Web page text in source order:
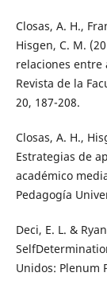
Closas, A. H.,
Hisgen, C. M.
relaciones entre
Revista de la
20, 187-208.
Closas, A. H.,
Estrategias de
académico
Pedagogía
Deci, E. L. &
Unidos: Plenum